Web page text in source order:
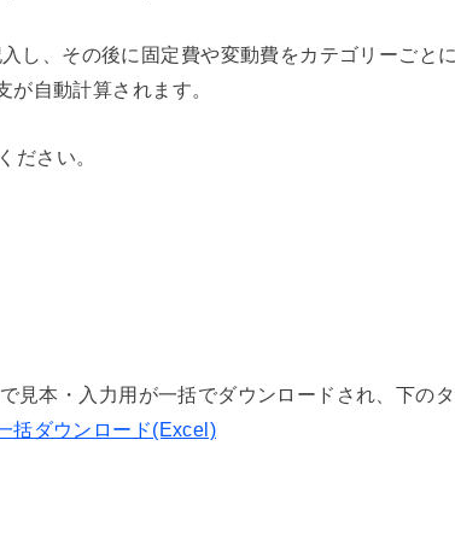
し、その後に固定費や変動費をカテゴリーごと
自動計算されます。
ださい。
見本・入力用が一括でダウンロードされ、下のタ
括ダウンロード(Excel)